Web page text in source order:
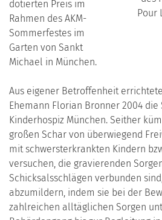
Pour
dotierten Preis im
Rahmen des AKM-
Sommerfestes im
Garten von Sankt
Michael in München.
Aus eigener Betroffenheit
Ehemann Florian Bronner 2004
Kinderhospiz München. Seither
großen Schar von überwiegend
mit schwersterkrankten Kindern
versuchen, die gravierenden
Schicksalsschlägen verbunden
abzumildern, indem sie bei der
zahlreichen alltäglichen Sorgen